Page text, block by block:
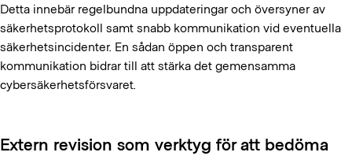
Detta innebär regelbundna uppdateringar och översyner av
säkerhetsprotokoll samt snabb kommunikation vid eventuella
säkerhetsincidenter. En sådan öppen och transparent
kommunikation bidrar till att stärka det gemensamma
cybersäkerhetsförsvaret.
Extern revision som verktyg för att bedöma